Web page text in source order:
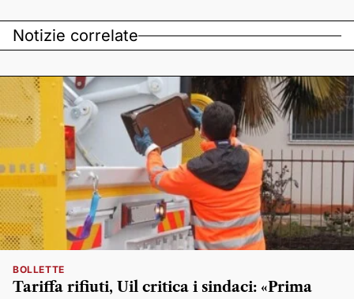
Notizie correlate
BOLLETTE
Tariffa rifiuti, Uil critica i sindaci: «Prima